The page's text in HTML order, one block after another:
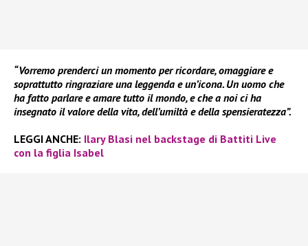
“Vorremo prenderci un momento per ricordare, omaggiare e
soprattutto ringraziare una leggenda e un’icona. Un uomo che
ha fatto parlare e amare tutto il mondo, e che a noi ci ha
insegnato il valore della vita, dell’umiltà e della spensieratezza”.
LEGGI ANCHE: Ilary Blasi nel backstage di Battiti Live
con la figlia Isabel